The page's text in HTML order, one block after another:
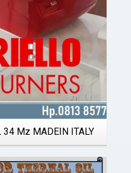
34 Mz MADEIN ITALY